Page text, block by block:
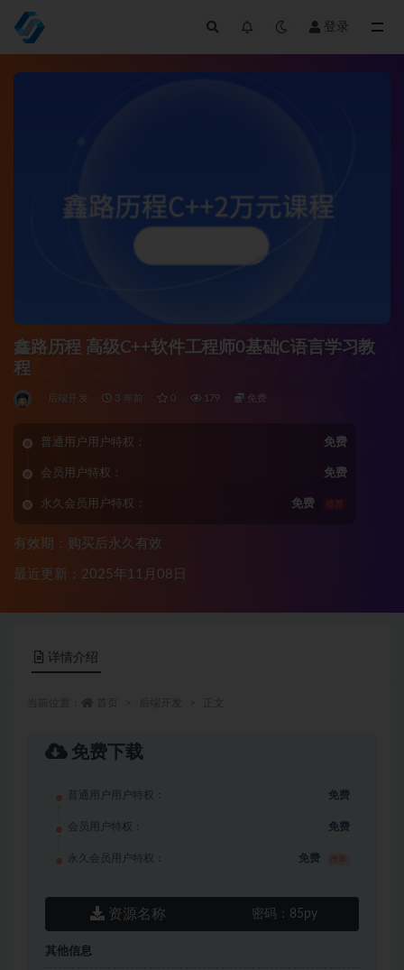
登录
鑫路历程 高级C++软件工程师0基础C语言学习教
程
后端开发 3 年前 0 179 免费
普通用户用户特权： 免费
会员用户特权： 免费
永久会员用户特权： 免费 推荐
有效期：购买后永久有效
最近更新：2025年11月08日
详情介绍
免费下载
普通用户用户特权： 免费
会员用户特权： 免费
永久会员用户特权： 免费
资源名称 密码： 85py
其他信息